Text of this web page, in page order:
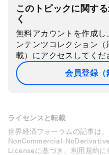
このトピックに関す
く
無料アカウントを作成
ンテンツコレクション
載）にアクセスしてくだ
会員登録（
ライセンスと転載
世界経済フォーラムの記事
NonCommercial-
Licenseに基づき、利用規約に